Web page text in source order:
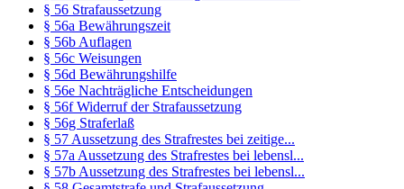
§ 56 Strafaussetzung
§ 56a Bewährungszeit
§ 56b Auflagen
§ 56c Weisungen
§ 56d Bewährungshilfe
§ 56e Nachträgliche Entscheidungen
§ 56f Widerruf der Strafaussetzung
§ 56g Straferlaß
§ 57 Aussetzung des Strafrestes bei zeitige...
§ 57a Aussetzung des Strafrestes bei lebensl...
§ 57b Aussetzung des Strafrestes bei lebensl...